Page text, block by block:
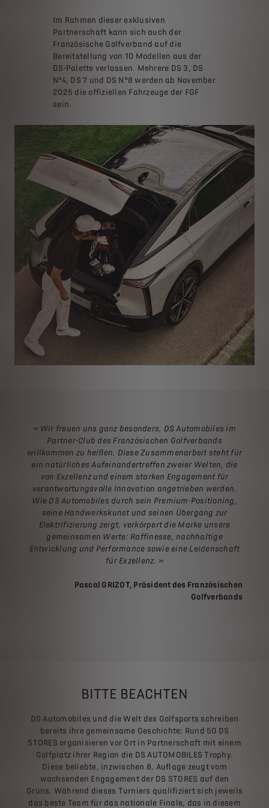
Im Rahmen dieser exklusiven
Partnerschaft kann sich auch der
Französische Golfverband auf die
Bereitstellung von 10 Modellen aus der
DS-Palette verlassen. Mehrere DS 3, DS
N°4, DS 7 und DS N°8 werden ab November
2025 die offiziellen Fahrzeuge der FGF
sein.
« Wir freuen uns ganz besonders, DS Automobiles im
Partner-Club des Französischen Golfverbands
willkommen zu heißen. Diese Zusammenarbeit steht für
ein natürliches Aufeinandertreffen zweier Welten, die
von Exzellenz und einem starken Engagement für
verantwortungsvolle Innovation angetrieben werden.
Wie DS Automobiles durch sein Premium-Positioning,
seine Handwerkskunst und seinen Übergang zur
Elektrifizierung zeigt, verkörpert die Marke unsere
gemeinsamen Werte: Raffinesse, nachhaltige
Entwicklung und Performance sowie eine Leidenschaft
für Exzellenz. »
Pascal GRIZOT, Präsident des Französischen
Golfverbands
BITTE BEACHTEN
DS Automobiles und die Welt des Golfsports schreiben
bereits ihre gemeinsame Geschichte: Rund 50 DS
STORES organisieren vor Ort in Partnerschaft mit einem
Golfplatz ihrer Region die DS AUTOMOBILES Trophy.
Diese beliebte, inzwischen 8. Auflage zeugt vom
wachsenden Engagement der DS STORES auf den
Grüns. Während dieses Turniers qualifiziert sich jeweils
das beste Team für das nationale Finale, das in diesem